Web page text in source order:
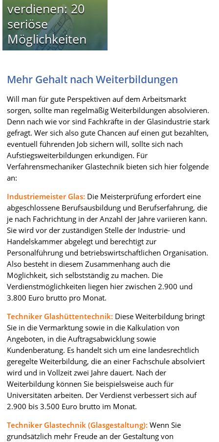
verdienen: 20
seriöse
Möglichkeiten
Mehr Gehalt nach Weiterbildungen
Will man für gute Perspektiven auf dem Arbeitsmarkt
sorgen, sollte man regelmäßig Weiterbildungen absolvieren.
Denn nach wie vor sind Fachkräfte in der Glasindustrie stark
gefragt. Wer sich also gute Chancen auf einen gut bezahlten,
eventuell führenden Job sichern will, sollte sich nach
Aufstiegsweiterbildungen erkundigen. Für
Verfahrensmechaniker Glastechnik bieten sich hier folgende
an:
Industriemeister Glas: Die Meisterprüfung erfordert eine
abgeschlossene Berufsausbildung und Berufserfahrung, die
je nach Fachrichtung in der Anzahl der Jahre variieren kann.
Sie wird vor der zuständigen Stelle der Industrie- und
Handelskammer abgelegt und berechtigt zur
Personalführung und betriebswirtschaftlichen Organisation.
Also besteht in diesem Zusammenhang auch die
Möglichkeit, sich selbstständig zu machen. Die
Verdienstmöglichkeiten liegen hier zwischen 2.900 und
3.800 Euro brutto pro Monat.
Techniker Glashüttentechnik: Diese Weiterbildung bringt
Sie in die Vermarktung sowie in die Kalkulation von
Angeboten, in die Auftragsabwicklung sowie
Kundenberatung. Es handelt sich um eine landesrechtlich
geregelte Weiterbildung, die an einer Fachschule absolviert
wird und in Vollzeit zwei Jahre dauert. Nach der
Weiterbildung können Sie beispielsweise auch für
Universitäten arbeiten. Der Verdienst verbessert sich auf
2.900 bis 3.500 Euro brutto im Monat.
Techniker Glastechnik (Glasgestaltung): Wenn Sie
grundsätzlich mehr Freude an der Gestaltung von